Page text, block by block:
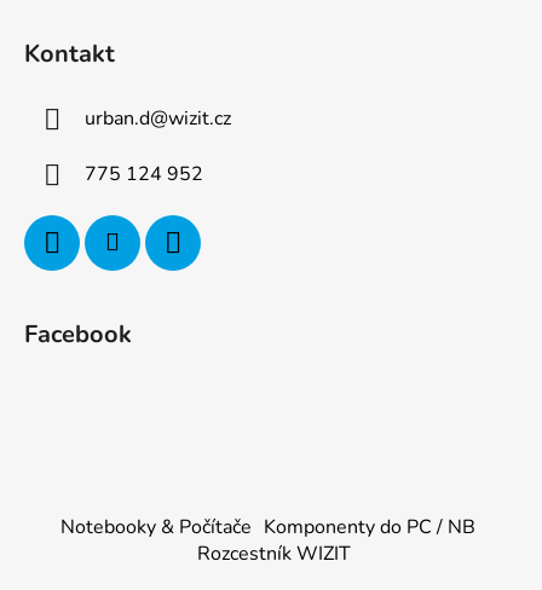
Kontakt
urban.d@wizit.cz
775 124 952
Facebook
Notebooky & Počítače Komponenty do PC / NB
Rozcestník WIZIT